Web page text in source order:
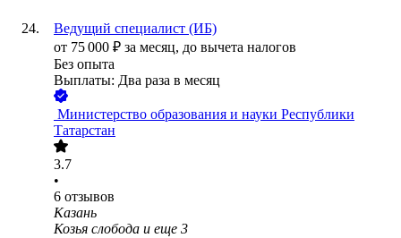
Ведущий специалист (ИБ)
от 75 000 ₽ за месяц, до вычета налогов
Без опыта
Выплаты: Два раза в месяц
​ Министерство образования и науки Республики
Татарстан
3.7
•
6 отзывов
Казань
Козья слобода и еще 3